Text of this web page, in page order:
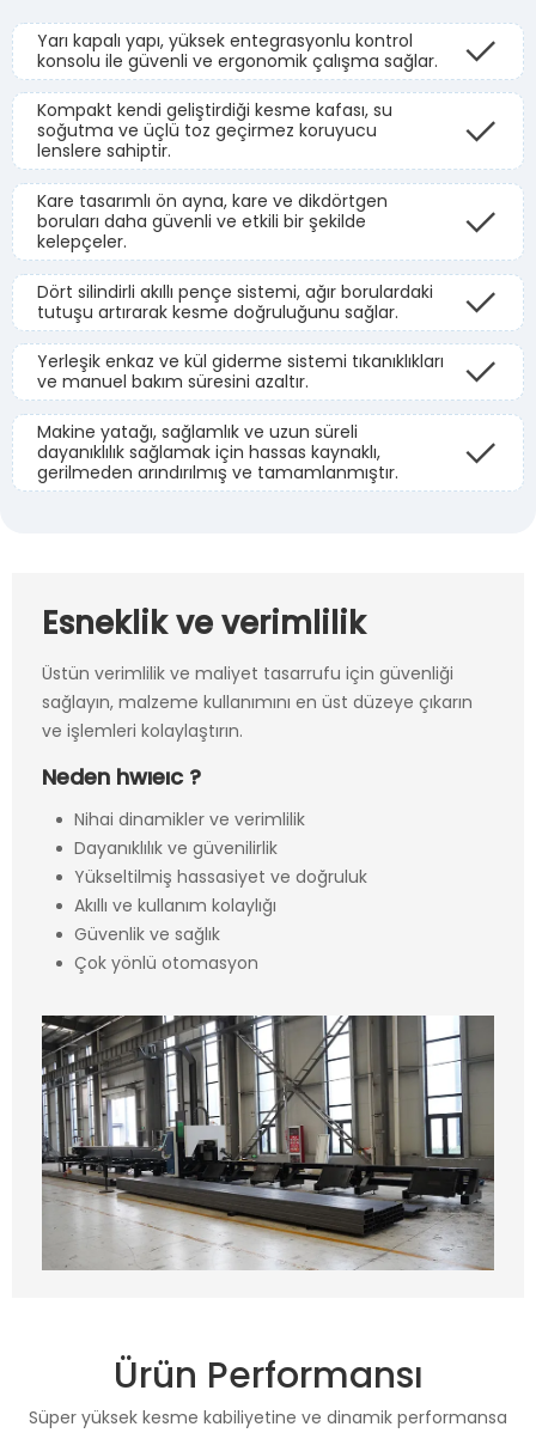
Yarı kapalı yapı, yüksek entegrasyonlu kontrol
konsolu ile güvenli ve ergonomik çalışma sağlar.
Kompakt kendi geliştirdiği kesme kafası, su
soğutma ve üçlü toz geçirmez koruyucu
lenslere sahiptir.
Kare tasarımlı ön ayna, kare ve dikdörtgen
boruları daha güvenli ve etkili bir şekilde
kelepçeler.
Dört silindirli akıllı pençe sistemi, ağır borulardaki
tutuşu artırarak kesme doğruluğunu sağlar.
Yerleşik enkaz ve kül giderme sistemi tıkanıklıkları
ve manuel bakım süresini azaltır.
Makine yatağı, sağlamlık ve uzun süreli
dayanıklılık sağlamak için hassas kaynaklı,
gerilmeden arındırılmış ve tamamlanmıştır.
Esneklik ve verimlilik
Üstün verimlilik ve maliyet tasarrufu için güvenliği
sağlayın, malzeme kullanımını en üst düzeye çıkarın
ve işlemleri kolaylaştırın.
Neden hwıeıc ?
Nihai dinamikler ve verimlilik
Dayanıklılık ve güvenilirlik
Yükseltilmiş hassasiyet ve doğruluk
Akıllı ve kullanım kolaylığı
Güvenlik ve sağlık
Çok yönlü otomasyon
Ürün Performansı
Süper yüksek kesme kabiliyetine ve dinamik performansa